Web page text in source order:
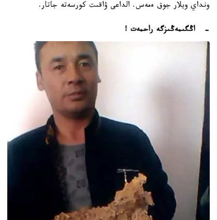
ونداي ويلار جوق ەمەس. الداعى ۋاقىت كورسەتە جاتار.
- اڭگىمەڭىزگە راحمەت !